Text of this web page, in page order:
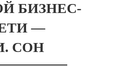
БИЗНЕС-
—
СОН